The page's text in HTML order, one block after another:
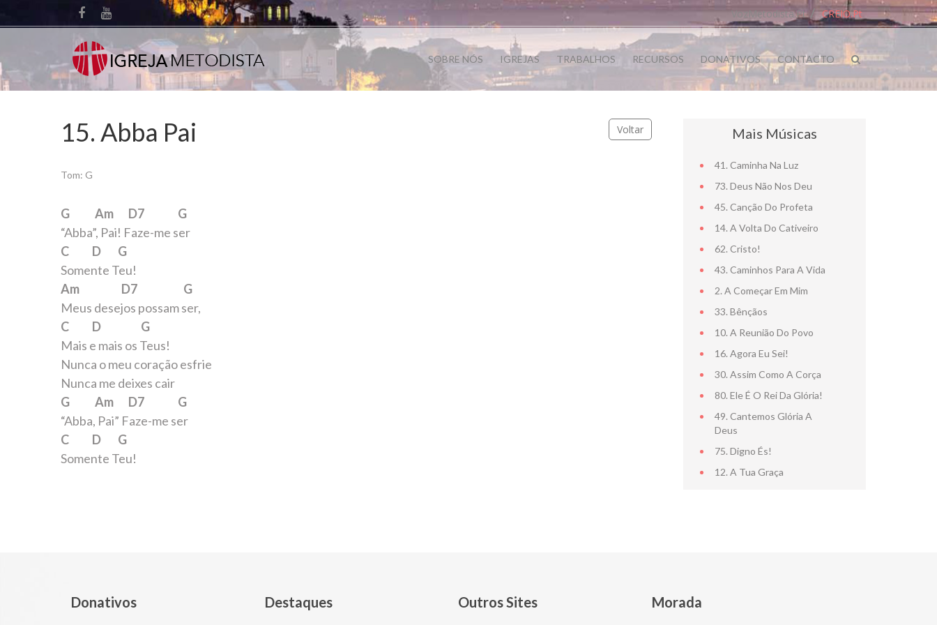
VozMetodista.pt CREIO.pt
SOBRE NÓS IGREJAS TRABALHOS RECURSOS DONATIVOS CONTACTO
15. Abba Pai Voltar
Tom: G
G Am D7 G
“Abba”, Pai! Faze-me ser
C D G
Somente Teu!
Am D7 G
Meus desejos possam ser,
C D G
Mais e mais os Teus!
Nunca o meu coração esfrie
Nunca me deixes cair
G Am D7 G
“Abba, Pai” Faze-me ser
C D G
Somente Teu!
Mais Músicas
41. Caminha Na Luz
73. Deus Não Nos Deu
45. Canção Do Profeta
14. A Volta Do Cativeiro
62. Cristo!
43. Caminhos Para A Vida
2. A Começar Em Mim
33. Bênçãos
10. A Reunião Do Povo
16. Agora Eu Sei!
30. Assim Como A Corça
80. Ele É O Rei Da Glória!
49. Cantemos Glória A
Deus
75. Digno És!
12. A Tua Graça
Donativos Destaques Outros Sites Morada